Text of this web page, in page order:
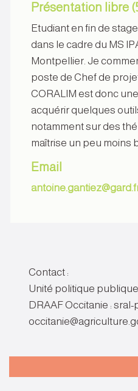
Présentation libre
Etudiant en fin de
dans le cadre du MS
Montpellier. Je
poste de Chef de
CORALIM est donc
acquérir quelques
notamment sur des
maîtrise un peu moins
Email
Contact :
Unité politique publique
DRAAF Occitanie : sral-